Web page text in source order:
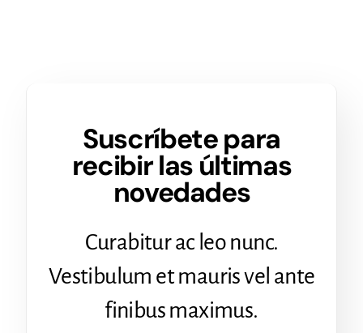
Suscríbete para
recibir las últimas
novedades
Curabitur ac leo nunc.
Vestibulum et mauris vel ante
finibus maximus.